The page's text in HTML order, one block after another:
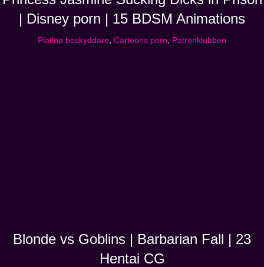
| Disney porn | 15 BDSM Animations
Platina beskyddare Cartoons porn Patronklubben
Blonde vs Goblins | Barbarian Fall | 23
Hentai CG